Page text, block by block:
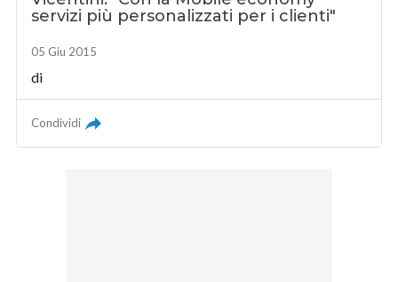
servizi più personalizzati per i clienti"
05 Giu 2015
di
Condividi